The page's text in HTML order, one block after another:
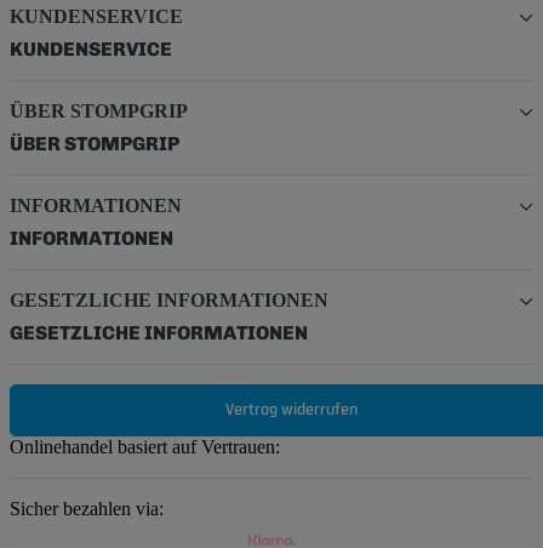
KUNDENSERVICE
KUNDENSERVICE
ÜBER STOMPGRIP
ÜBER STOMPGRIP
INFORMATIONEN
INFORMATIONEN
GESETZLICHE INFORMATIONEN
GESETZLICHE INFORMATIONEN
Vertrag widerrufen
Onlinehandel basiert auf Vertrauen:
Sicher bezahlen via: